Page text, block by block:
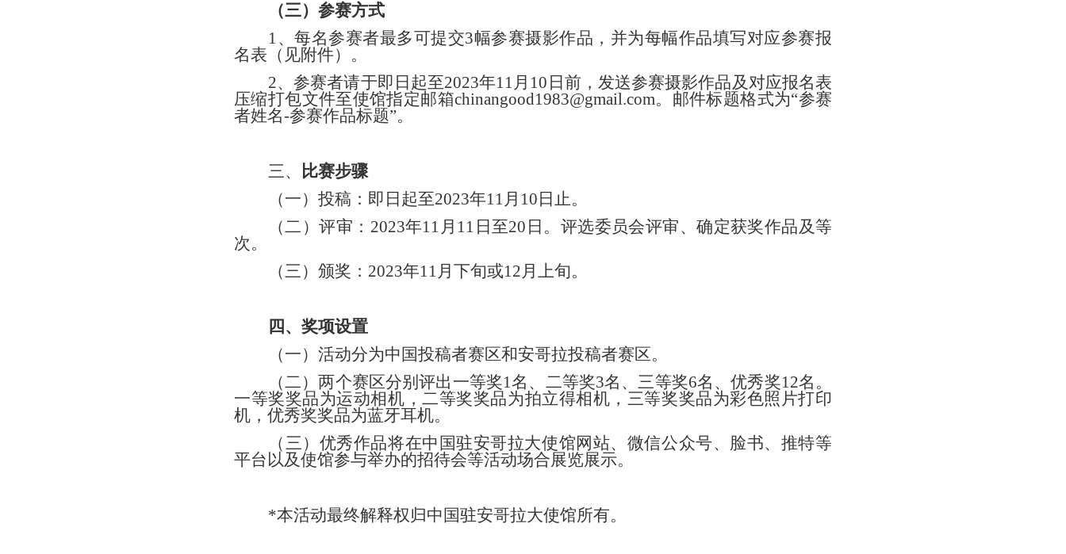
（三）参赛方式
1、每名参赛者最多可提交3幅参赛摄影作品，并为每幅作品填写对应参赛报
名表（见附件）。
2、参赛者请于即日起至2023年11月 10 日前，发送参赛摄影作品及对应报名表
压缩打包文件至使馆指定邮箱chinangood1983@gmail.com。邮件标题格式为“参赛
者姓名-参赛作品标题”。
三、 比赛步骤
（一）投稿：即日起至2023年11月 10 日止。
（二）评审： 2023年11 月 11 日至20 日。评选委员会评审、确定获奖作品及等
次。
（三）颁奖： 2023年11月下旬或12月上旬。
四、奖项设置
（一）活动分为中国投稿者赛区和安哥拉投稿者赛区。
（二）两个赛区分别评出一等奖1名、二等奖3名、三等奖6名、优秀奖12名。
一等奖奖品为运动相机，二等奖奖品为拍立得相机，三等奖奖品为彩色照片打印
机，优秀奖奖品为蓝牙耳机。
（三）优秀作品将在中国驻安哥拉大使馆网站、微信公众号、脸书、推特等
平台以及使馆参与举办的招待会等活动场合展览展示。
*本活动最终解释权归中国驻安哥拉大使馆所有。